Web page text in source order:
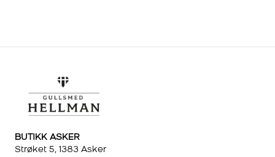
BUTIKK ASKER
Strøket 5, 1383 Asker